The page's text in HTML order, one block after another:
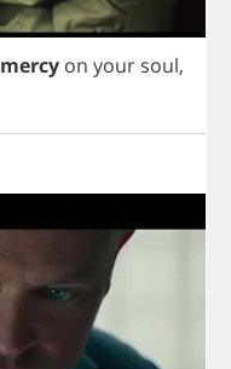
mercy on your soul,